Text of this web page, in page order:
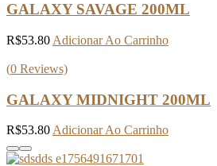
GALAXY SAVAGE 200ML
R$53.80 Adicionar Ao Carrinho
(0 Reviews)
GALAXY MIDNIGHT 200ML
R$53.80 Adicionar Ao Carrinho